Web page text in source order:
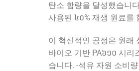
탄소 함량을 달성했습니
사용된 ៤០% 재생 원료를
이 혁신적인 공정은 원래
바이오 기반 PA៦១០ 시리
습니다. -석유 자원 소비